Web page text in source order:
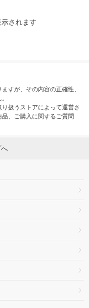
されます
すが、その内容の正確性、
扱うストアによって運営さ
、ご購入に関するご質問